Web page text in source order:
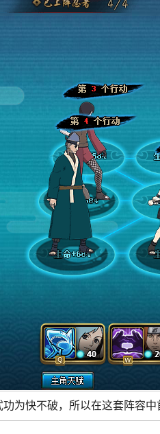
为快不破，所以在这套阵容